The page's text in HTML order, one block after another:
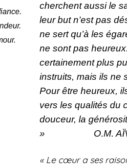
cherchent aussi le
leur but n’est pas
ne sert qu’à les
ne sont pas
certainement plus
instruits, mais ils ne
Pour être heureux,
vers les qualités du
douceur, la
»
O.M.
« Le cœur a ses